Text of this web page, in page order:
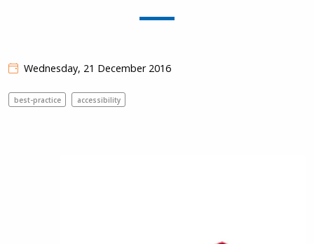
Wednesday, 21 December 2016
best-practice accessibility